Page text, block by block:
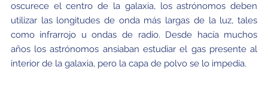
oscurece el centro de la galaxia, los astrónomos deben
utilizar las longitudes de onda más largas de la luz, tales
como infrarrojo u ondas de radio. Desde hacía muchos
años los astrónomos ansiaban estudiar el gas presente al
interior de la galaxia, pero la capa de polvo se lo impedía.